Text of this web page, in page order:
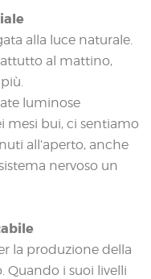
alla luce naturale.
al mattino,
luminose
mesi bui, ci sentiamo
all’aperto, anche
nervoso un
la produzione della
Quando i suoi livelli